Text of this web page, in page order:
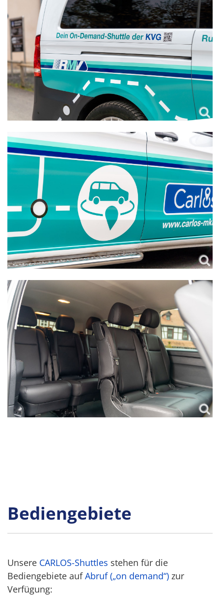
Bediengebiete
Unsere CARLOS-Shuttles stehen für die
Bediengebiete aufAbruf („on demand“) zur
Verfügung: